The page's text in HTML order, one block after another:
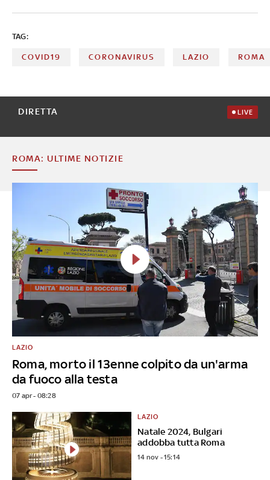
TAG:
COVID19 CORONAVIRUS LAZIO ROMA
DIRETTA LIVE
ROMA: ULTIME NOTIZIE
Roma, morto il 13enne colpito da un'arma
da fuoco alla testa
LAZIO
07 apr - 08:28
Natale 2024, Bulgari
addobba tutta Roma
LAZIO
14 nov - 15:14